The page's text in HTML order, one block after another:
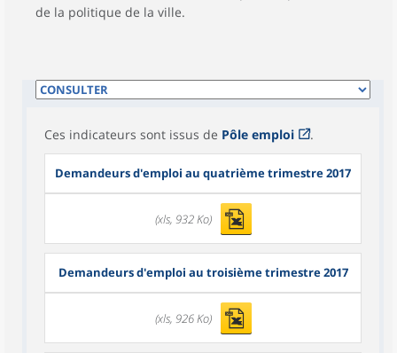
de la politique de la ville.
Ces indicateurs sont issus de Pôle emploi .
Demandeurs d'emploi au quatrième trimestre 2017
(xls, 932 Ko)
Demandeurs d'emploi au troisième trimestre 2017
(xls, 926 Ko)